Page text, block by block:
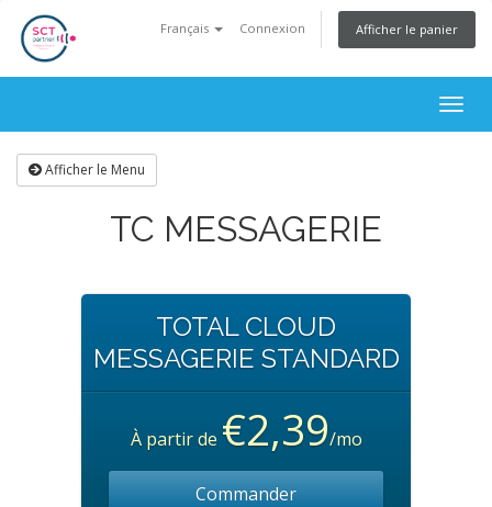
Français Connexion Afficher le panier
Afficher le Menu
TC MESSAGERIE
TOTAL CLOUD
MESSAGERIE STANDARD
À partir de €2,39/mo
Commander